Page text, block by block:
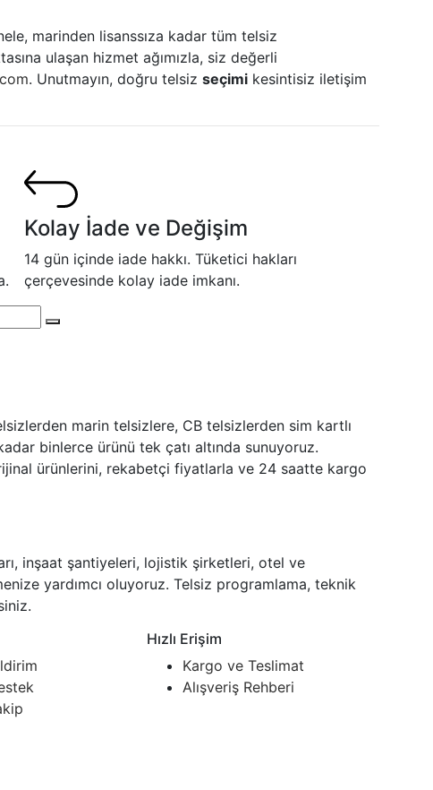
marinden lisanssıza kadar tüm telsiz
ulaşan hizmet ağımızla, siz değerli
. Unutmayın, doğru telsiz seçimi kesintisiz iletişim
Kolay İade ve Değişim
14 gün içinde iade hakkı. Tüketici hakları
çerçevesinde kolay iade imkanı.
marin telsizlere, CB telsizlerden sim kartlı
binlerce ürünü tek çatı altında sunuyoruz.
ürünlerini, rekabetçi fiyatlarla ve 24 saatte kargo
inşaat şantiyeleri, lojistik şirketleri, otel ve
yardımcı oluyoruz. Telsiz programlama, teknik
Hızlı Erişim
Kargo ve Teslimat
Alışveriş Rehberi